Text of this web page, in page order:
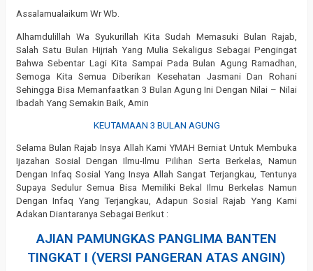
Assalamualaikum Wr Wb.
Alhamdulillah Wa Syukurillah Kita Sudah Memasuki Bulan Rajab,
Salah Satu Bulan Hijriah Yang Mulia Sekaligus Sebagai Pengingat
Bahwa Sebentar Lagi Kita Sampai Pada Bulan Agung Ramadhan,
Semoga Kita Semua Diberikan Kesehatan Jasmani Dan Rohani
Sehingga Bisa Memanfaatkan 3 Bulan Agung Ini Dengan Nilai – Nilai
Ibadah Yang Semakin Baik, Amin
KEUTAMAAN 3 BULAN AGUNG
Selama Bulan Rajab Insya Allah Kami YMAH Berniat Untuk Membuka
Ijazahan Sosial Dengan Ilmu-Ilmu Pilihan Serta Berkelas, Namun
Dengan Infaq Sosial Yang Insya Allah Sangat Terjangkau, Tentunya
Supaya Sedulur Semua Bisa Memiliki Bekal Ilmu Berkelas Namun
Dengan Infaq Yang Terjangkau, Adapun Sosial Rajab Yang Kami
Adakan Diantaranya Sebagai Berikut :
AJIAN PAMUNGKAS PANGLIMA BANTEN
TINGKAT I (VERSI PANGERAN ATAS ANGIN)